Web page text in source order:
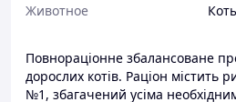
Животное
Повнораціонне збалансоване
дорослих котів. Раціон містить
№1, збагачений усіма